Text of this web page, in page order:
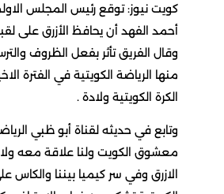
كويت نيوز: توقع رئيس المجلس
وقال الفريق تأثر بفعل الظروف
منها الرياضة الكويتية في الفترة
الكرة الكويتية ولادة .
وتابع في حديثه لقناة أبو ظبي
معشوق الكويت ولنا علاقة معه
الازرق وفي سر كيميا بيننا والكاس